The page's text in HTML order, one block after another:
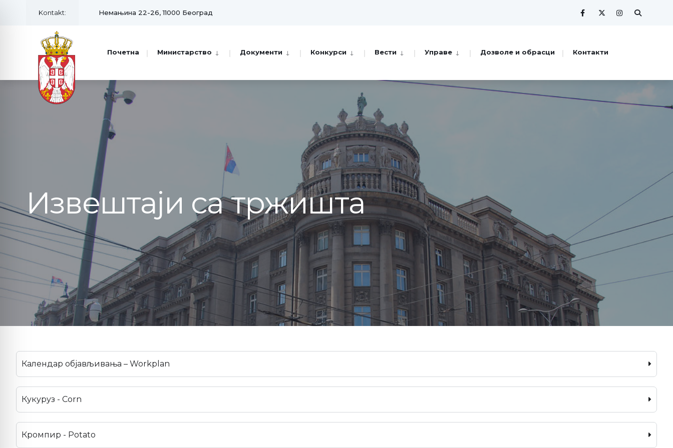
Kontakt: Немањина 22-26, 11000 Београд
Почетна Министарство Документи Конкурси Вести Управе Дозволе и обрасци Контакти
Извештаји са тржишта
Календар објављивања – Workplan
Кукуруз - Corn
Кромпир - Potato